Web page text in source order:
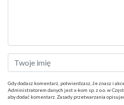
Gdy dodasz komentarz, potwierdzasz, że znasz i
Administratorem danych jest x-kom sp. z o.o. w
aby dodać komentarz. Zasady przetwarzania